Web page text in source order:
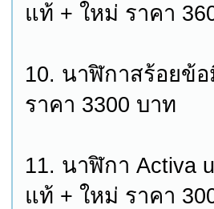
แท้ + ใหม่ ราคา
10. นาฬิกาสร้อยข้อ
ราคา 3300 บาท
11. นาฬิกา Activa
แท้ + ใหม่ ราคา